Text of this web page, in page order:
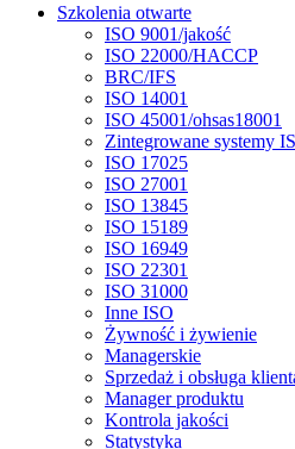
Szkolenia otwarte
ISO 9001/jakość
ISO 22000/HACCP
BRC/IFS
ISO 14001
ISO 45001/ohsas18001
Zintegrowane systemy
ISO 17025
ISO 27001
ISO 13845
ISO 15189
ISO 16949
ISO 22301
ISO 31000
Inne ISO
Żywność i żywienie
Managerskie
Sprzedaż i obsługa
Manager produktu
Kontrola jakości
Statystyka